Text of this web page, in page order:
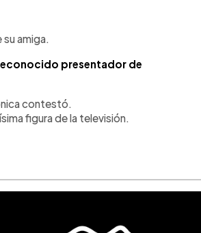
amiga.
presentador de
contestó.
figura de la televisión.